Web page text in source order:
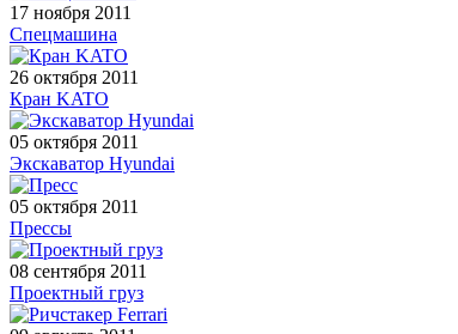
17 ноября 2011
Спецмашина
26 октября 2011
Кран KATO
05 октября 2011
Экскаватор Hyundai
05 октября 2011
Прессы
08 сентября 2011
Проектный груз